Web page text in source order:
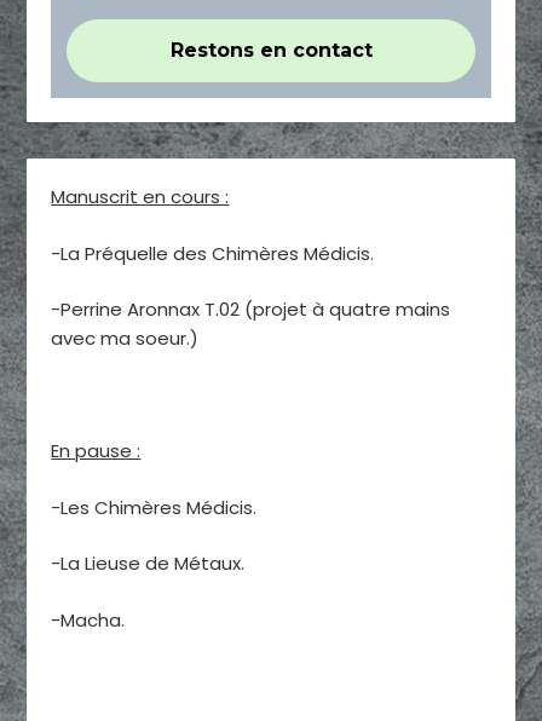
Manuscrit en cours :
-La Préquelle des Chimères Médicis.
-Perrine Aronnax T.02 (projet à quatre mains
avec ma soeur.)
En pause :
-Les Chimères Médicis.
-La Lieuse de Métaux.
-Macha.